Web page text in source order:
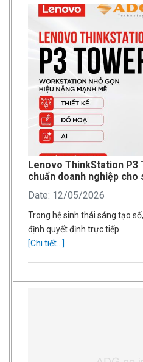
Lenovo ThinkStation
chuẩn doanh nghiệp
Date: 12/05/2026
Trong hệ sinh thái sáng tạo
định quyết định trực tiếp…
[Chi tiết...]